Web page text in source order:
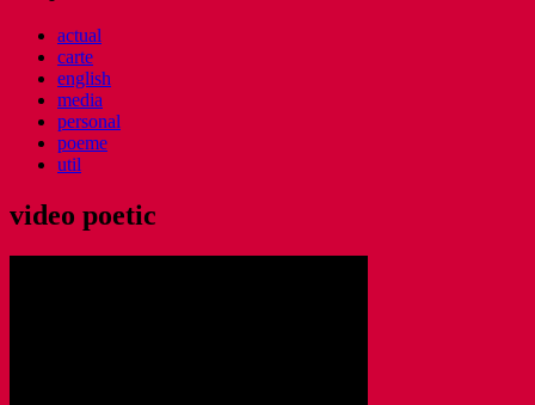
actual
carte
english
media
personal
poeme
util
video poetic